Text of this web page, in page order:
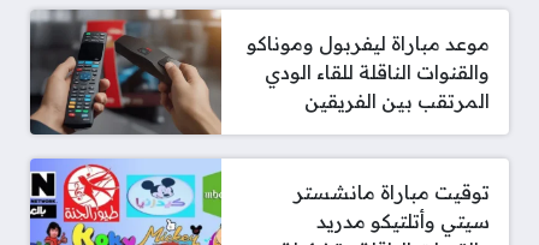
موعد مباراة ليفربول وموناكو
والقنوات الناقلة للقاء الودي
المرتقب بين الفريقين
توقيت مباراة مانشستر
سيتي وأتلتيكو مدريد